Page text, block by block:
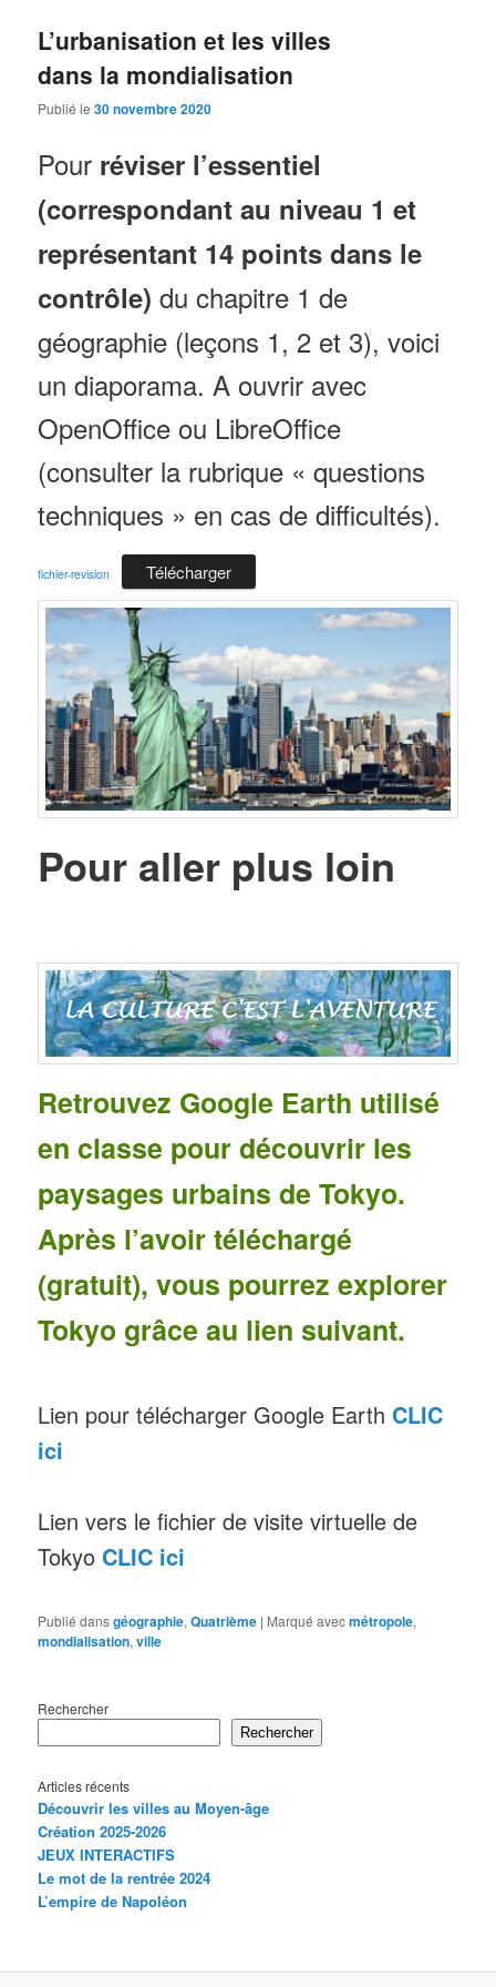
L’urbanisation et les villes
dans la mondialisation
Publié le30 novembre 2020
Pour réviser l’essentiel
(correspondant au niveau 1 et
représentant 14 points dans le
contrôle) du chapitre 1 de
géographie (leçons 1, 2 et 3), voici
un diaporama. A ouvrir avec
OpenOffice ou LibreOffice
(consulter la rubrique « questions
techniques » en cas de difficultés).
fichier-revision Télécharger
Pour aller plus loin
Retrouvez Google Earth utilisé
en classe pour découvrir les
paysages urbains de Tokyo.
Après l’avoir téléchargé
(gratuit), vous pourrez explorer
Tokyo grâce au lien suivant.
Lien pour télécharger Google Earth CLIC
ici
Lien vers le fichier de visite virtuelle de
Tokyo CLIC ici
Publié dansgéographie,Quatrième | Marqué avecmétropole,
mondialisation,ville
Rechercher
Rechercher
Articles récents
Découvrir les villes au Moyen-âge
Création 2025-2026
JEUX INTERACTIFS
Le mot de la rentrée 2024
L’empire de Napoléon